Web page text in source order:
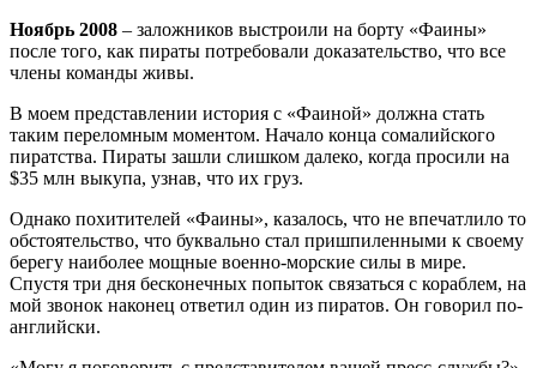
Ноябрь 2008 – заложников выстроили на борту «Фаины»
после того, как пираты потребовали доказательство, что все
члены команды живы.
В моем представлении история с «Фаиной» должна стать
таким переломным моментом. Начало конца сомалийского
пиратства. Пираты зашли слишком далеко, когда просили на
$35 млн выкупа, узнав, что их груз.
Однако похитителей «Фаины», казалось, что не впечатлило то
обстоятельство, что буквально стал пришпиленными к своему
берегу наиболее мощные военно-морские силы в мире.
Спустя три дня бесконечных попыток связаться с кораблем, на
мой звонок наконец ответил один из пиратов. Он говорил по-
английски.